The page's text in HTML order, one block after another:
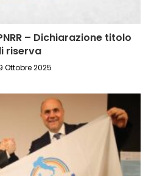
– Dichiarazione titolo
riserva
Ottobre 2025